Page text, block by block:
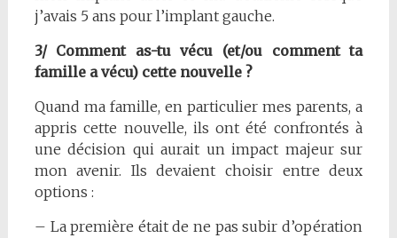
j’avais 5 ans pour l’implant gauche.
3/ Comment as-tu vécu (et/ou comment ta
famille a vécu) cette nouvelle ?
Quand ma famille, en particulier mes parents, a
appris cette nouvelle, ils ont été confrontés à
une décision qui aurait un impact majeur sur
mon avenir. Ils devaient choisir entre deux
options :
– La première était de ne pas subir d’opération